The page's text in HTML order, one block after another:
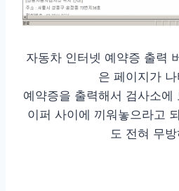
자동차 인터넷 예약증 출력
은 페이지가
예약증을 출력해서 검사소에
이퍼 사이에 끼워놓으라고
도 전혀 무